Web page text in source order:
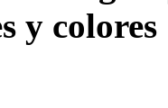
y colores